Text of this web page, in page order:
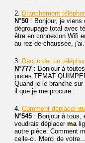
2. Branchement
N°50 : Bonjour, je viens
dégroupage total avec
être en connexion Wifi
au rez-de-chaussée,
3. Raccorder un
N°777 : Bonjour à toutes
puces TEMAT
Quand je le branche
il que je me procure...
4. Comment déplacer
N°545 : Bonjour à tous,
voudrais déplacer ma
autre pièce. Comment
celle-ci. Merci de votre...